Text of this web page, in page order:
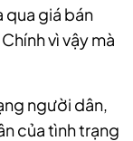
qua giá bán
vì vậy mà
người dân,
của tình trạng